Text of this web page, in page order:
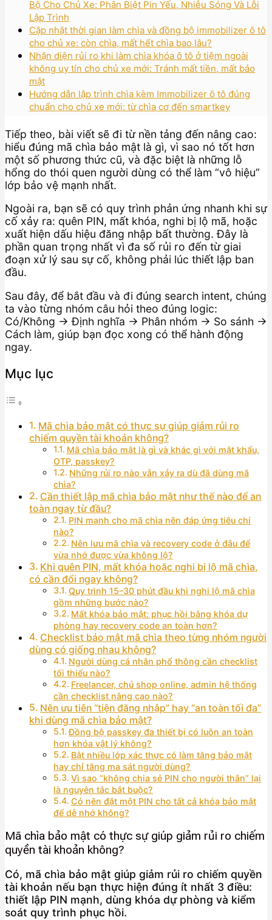
Bộ Cho Chủ Xe: Phân Biệt Pin Yếu, Nhiễu Sóng Và Lỗi
Lập Trình
Cập nhật thời gian làm chìa và đồng bộ immobilizer ô tô
cho chủ xe: còn chìa, mất hết chìa bao lâu?
Nhận diện rủi ro khi làm chìa khóa ô tô ở tiệm ngoài
không uy tín cho chủ xe mới: Tránh mất tiền, mất bảo
mật
Hướng dẫn lập trình chìa kèm Immobilizer ô tô đúng
chuẩn cho chủ xe mới: từ chìa cơ đến smartkey
Tiếp theo, bài viết sẽ đi từ nền tảng đến nâng cao:
hiểu đúng mã chìa bảo mật là gì, vì sao nó tốt hơn
một số phương thức cũ, và đặc biệt là những lỗ
hổng do thói quen người dùng có thể làm “vô hiệu”
lớp bảo vệ mạnh nhất.
Ngoài ra, bạn sẽ có quy trình phản ứng nhanh khi sự
cố xảy ra: quên PIN, mất khóa, nghi bị lộ mã, hoặc
xuất hiện dấu hiệu đăng nhập bất thường. Đây là
phần quan trọng nhất vì đa số rủi ro đến từ giai
đoạn xử lý sau sự cố, không phải lúc thiết lập ban
đầu.
Sau đây, để bắt đầu và đi đúng search intent, chúng
ta vào từng nhóm câu hỏi theo đúng logic:
Có/Không → Định nghĩa → Phân nhóm → So sánh →
Cách làm, giúp bạn đọc xong có thể hành động
ngay.
Mục lục
Mã chìa bảo mật có thực sự giúp giảm rủi ro
chiếm quyền tài khoản không?
Mã chìa bảo mật là gì và khác gì với mật khẩu,
OTP, passkey?
Những rủi ro nào vẫn xảy ra dù đã dùng mã
chìa?
Cần thiết lập mã chìa bảo mật như thế nào để an
toàn ngay từ đầu?
PIN mạnh cho mã chìa nên đáp ứng tiêu chí
nào?
Nên lưu mã chìa và recovery code ở đâu để
vừa nhớ được vừa không lộ?
Khi quên PIN, mất khóa hoặc nghi bị lộ mã chìa,
có cần đổi ngay không?
Quy trình 15–30 phút đầu khi nghi lộ mã chìa
gồm những bước nào?
Mất khóa bảo mật: phục hồi bằng khóa dự
phòng hay recovery code an toàn hơn?
Checklist bảo mật mã chìa theo từng nhóm người
dùng có giống nhau không?
Người dùng cá nhân phổ thông cần checklist
tối thiểu nào?
Freelancer, chủ shop online, admin hệ thống
cần checklist nâng cao nào?
Nên ưu tiên “tiện đăng nhập” hay “an toàn tối đa”
khi dùng mã chìa bảo mật?
Đồng bộ passkey đa thiết bị có luôn an toàn
hơn khóa vật lý không?
Bật nhiều lớp xác thực có làm tăng bảo mật
hay chỉ tăng ma sát người dùng?
Vì sao “không chia sẻ PIN cho người thân” lại
là nguyên tắc bắt buộc?
Có nên đặt một PIN cho tất cả khóa bảo mật
để dễ nhớ không?
Mã chìa bảo mật có thực sự giúp giảm rủi ro chiếm
quyền tài khoản không?
Có, mã chìa bảo mật giúp giảm rủi ro chiếm quyền
tài khoản nếu bạn thực hiện đúng ít nhất 3 điều:
thiết lập PIN mạnh, dùng khóa dự phòng và kiểm
soát quy trình phục hồi.